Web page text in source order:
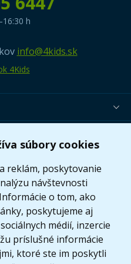
súbory cookies
reklám, poskytovanie
návštevnosti
o tom, ako
poskytujeme aj
médií, inzercie
príslušné informácie
ktoré ste im poskytli
h
info@4kids.sk
4Kids